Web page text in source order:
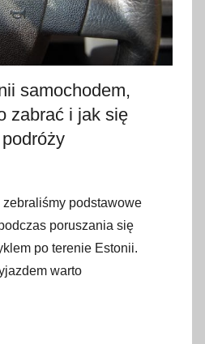
samochodem,
zabrać i jak się
podstawowe
poruszania się
po terenie Estonii.
warto